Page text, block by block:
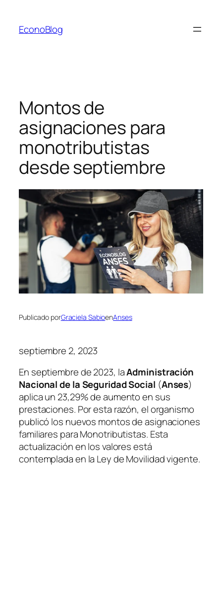
contenido
EconoBlog
Montos de
asignaciones para
monotributistas
desde septiembre
Publicado porGraciela SabioenAnses
septiembre 2, 2023
En septiembre de 2023, laAdministración
Nacional de la Seguridad Social (Anses)
aplica un 23,29% de aumento en sus
prestaciones. Por esta razón, el organismo
publicó los nuevos montos de asignaciones
familiares para Monotributistas. Esta
actualización en los valores está
contemplada en la Ley de Movilidad vigente.